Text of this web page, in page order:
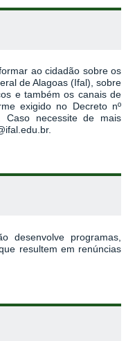
ao cidadão sobre os
de Alagoas (Ifal), sobre
e também os canais de
exigido no Decreto nº
necessite de mais
desenvolve programas,
resultem em renúncias